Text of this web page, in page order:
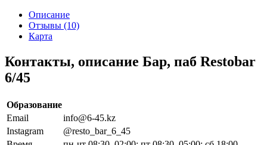
Описание
Отзывы (10)
Карта
Контакты, описание Бар, паб Restobar
6/45
Образование
Email
info@6-45.kz
Instagram
@resto_bar_6_45